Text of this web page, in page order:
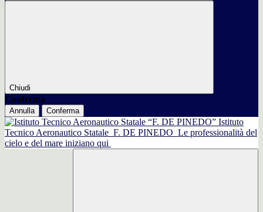
Chiudi
Conferma
Annulla Conferma
Istituto
Tecnico Aeronautico Statale F. DE PINEDO Le professionalità del
cielo e del mare iniziano qui